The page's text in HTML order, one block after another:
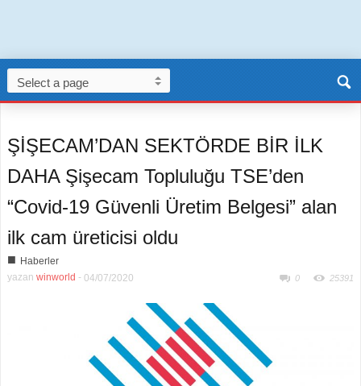
ŞİŞECAM’DAN SEKTÖRDE BİR İLK
DAHA Şişecam Topluluğu TSE’den
“Covid-19 Güvenli Üretim Belgesi” alan
ilk cam üreticisi oldu
■ Haberler
yazan winworld - 04/07/2020 0 25391